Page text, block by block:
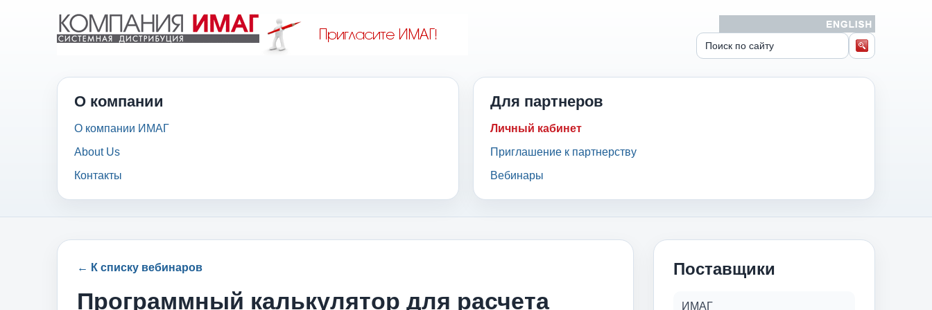
О компании
О компании ИМАГ
About Us
Контакты
Для партнеров
Личный кабинет
Приглашение к партнерству
Вебинары
← К списку вебинаров
Программный калькулятор для расчета
Поставщики
ИМАГ